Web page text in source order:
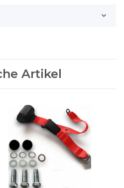
Artikel